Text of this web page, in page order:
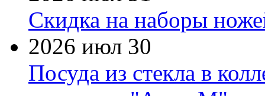
Скидка на наборы
2026 июл 30
Посуда из стекла в